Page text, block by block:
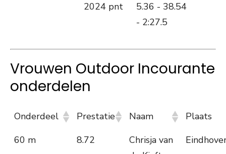
2024 pnt
5.36 - 38.54
- 2:27.5
Vrouwen Outdoor Incourante
onderdelen
Onderdeel Prestatie Naam
Plaats
60 m
8.72
Chrisja van